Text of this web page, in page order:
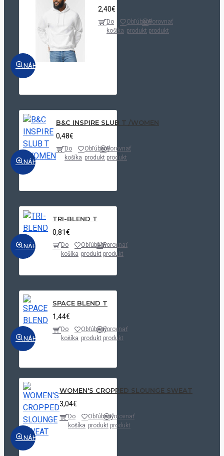
NÁHĽAD
2,40€
Do
košíka
Obľúbený
produkt
Porovnať
produkt
NÁHĽAD
B&C INSPIRE SLUB T /WOMEN
0,48€
Do
košíka
Obľúbený
produkt
Porovnať
produkt
NÁHĽAD
TRI-BLEND T
0,81€
Do
košíka
Obľúbený
produkt
Porovnať
produkt
NÁHĽAD
SPACE BLEND T
1,44€
Do
košíka
Obľúbený
produkt
Porovnať
produkt
NÁHĽAD
WOMEN'S CROPPED SLOUNGE SWEAT
3,04€
Do
košíka
Obľúbený
produkt
Porovnať
produkt